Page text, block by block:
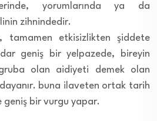
yorumlarında ya da
zihnindedir.
tamamen etkisizlikten şiddete
geniş bir yelpazede, bireyin
olan aidiyeti demek olan
buna ilaveten ortak tarih
bir vurgu yapar.